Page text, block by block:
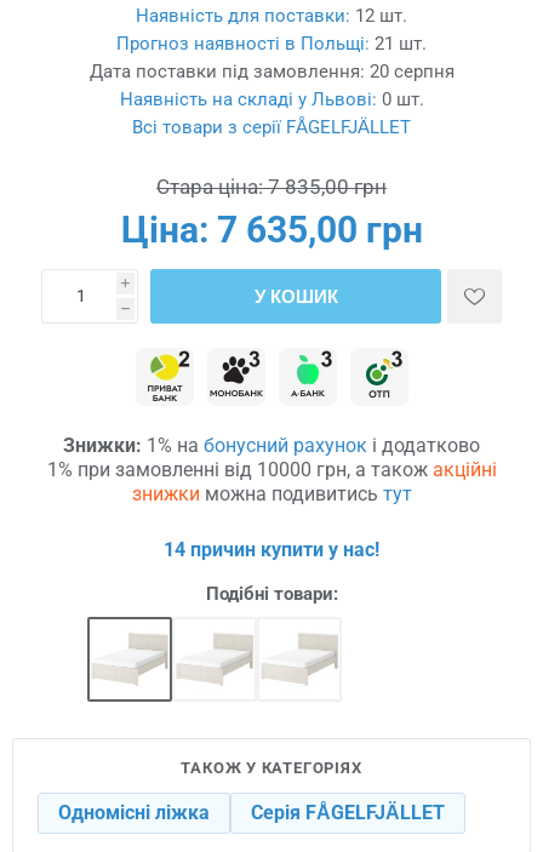
Наявність для поставки: 12 шт.
Прогноз наявності в Польщі: 21 шт.
Дата поставки під замовлення: 20 серпня
Наявність на складі у Львові: 0 шт.
Всі товари з серії FÅGELFJÄLLET
Стара ціна: 7 835,00 грн
Ціна: 7 635,00 грн
i
h
У КОШИК
Знижки: 1% на бонусний рахунок і додатково
1% при замовленні від 10000 грн, а також акційні
знижки можна подивитись тут
14 причин купити у нас!
Подібні товари:
ТАКОЖ У КАТЕГОРІЯХ
Одномісні ліжка Серія FÅGELFJÄLLET